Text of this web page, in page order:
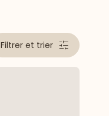
Filtrer et trier